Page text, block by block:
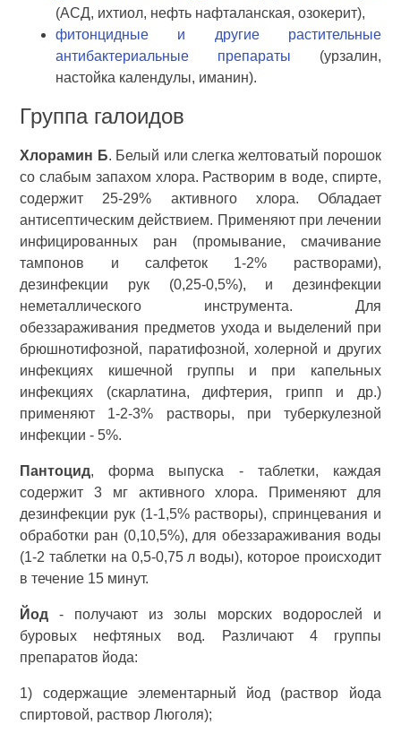
(АСД, ихтиол, нефть нафталанская, озокерит),
фитонцидные и другие растительные
антибактериальные препараты (урзалин,
настойка календулы, иманин).
Группа галоидов
Хлорамин Б. Белый или слегка желтоватый порошок
со слабым запахом хлора. Растворим в воде, спирте,
содержит 25-29% активного хлора. Обладает
антисептическим действием. Применяют при лечении
инфицированных ран (промывание, смачивание
тампонов и салфеток 1-2% растворами),
дезинфекции рук (0,25-0,5%), и дезинфекции
неметаллического инструмента. Для
обеззараживания предметов ухода и выделений при
брюшнотифозной, паратифозной, холерной и других
инфекциях кишечной группы и при капельных
инфекциях (скарлатина, дифтерия, грипп и др.)
применяют 1-2-3% растворы, при туберкулезной
инфекции - 5%.
Пантоцид, форма выпуска - таблетки, каждая
содержит 3 мг активного хлора. Применяют для
дезинфекции рук (1-1,5% растворы), спринцевания и
обработки ран (0,10,5%), для обеззараживания воды
(1-2 таблетки на 0,5-0,75 л воды), которое происходит
в течение 15 минут.
Йод - получают из золы морских водорослей и
буровых нефтяных вод. Различают 4 группы
препаратов йода:
1) содержащие элементарный йод (раствор йода
спиртовой, раствор Люголя);